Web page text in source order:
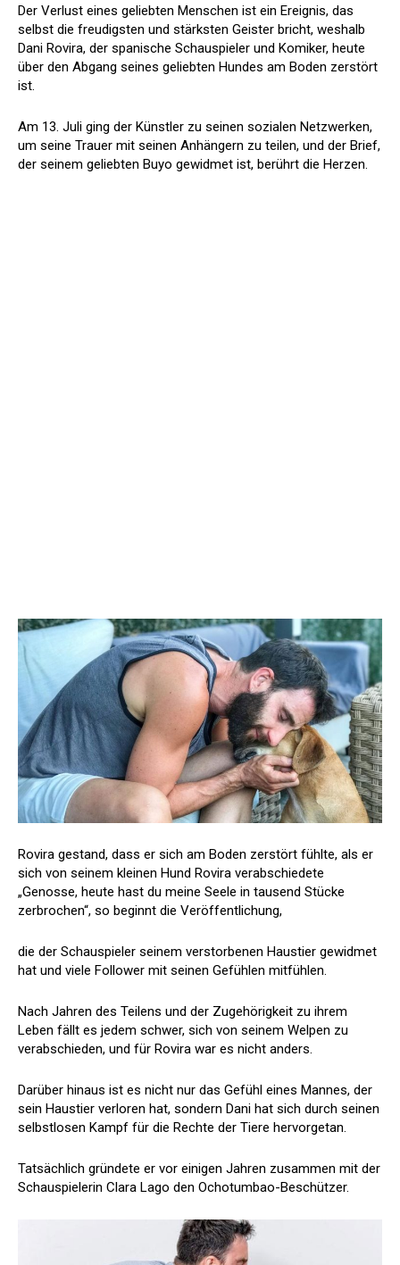
Der Verlust eines geliebten Menschen ist ein Ereignis, das
selbst die freudigsten und stärksten Geister bricht, weshalb
Dani Rovira, der spanische Schauspieler und Komiker, heute
über den Abgang seines geliebten Hundes am Boden zerstört
ist.
Am 13. Juli ging der Künstler zu seinen sozialen Netzwerken,
um seine Trauer mit seinen Anhängern zu teilen, und der Brief,
der seinem geliebten Buyo gewidmet ist, berührt die Herzen.
Rovira gestand, dass er sich am Boden zerstört fühlte, als er
sich von seinem kleinen Hund Rovira verabschiedete
„Genosse, heute hast du meine Seele in tausend Stücke
zerbrochen“, so beginnt die Veröffentlichung,
die der Schauspieler seinem verstorbenen Haustier gewidmet
hat und viele Follower mit seinen Gefühlen mitfühlen.
Nach Jahren des Teilens und der Zugehörigkeit zu ihrem
Leben fällt es jedem schwer, sich von seinem Welpen zu
verabschieden, und für Rovira war es nicht anders.
Darüber hinaus ist es nicht nur das Gefühl eines Mannes, der
sein Haustier verloren hat, sondern Dani hat sich durch seinen
selbstlosen Kampf für die Rechte der Tiere hervorgetan.
Tatsächlich gründete er vor einigen Jahren zusammen mit der
Schauspielerin Clara Lago den Ochotumbao-Beschützer.